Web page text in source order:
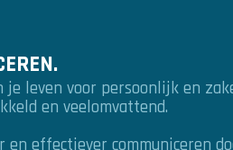
leven voor persoonlijk en
en veelomvattend.
en effectiever communiceren